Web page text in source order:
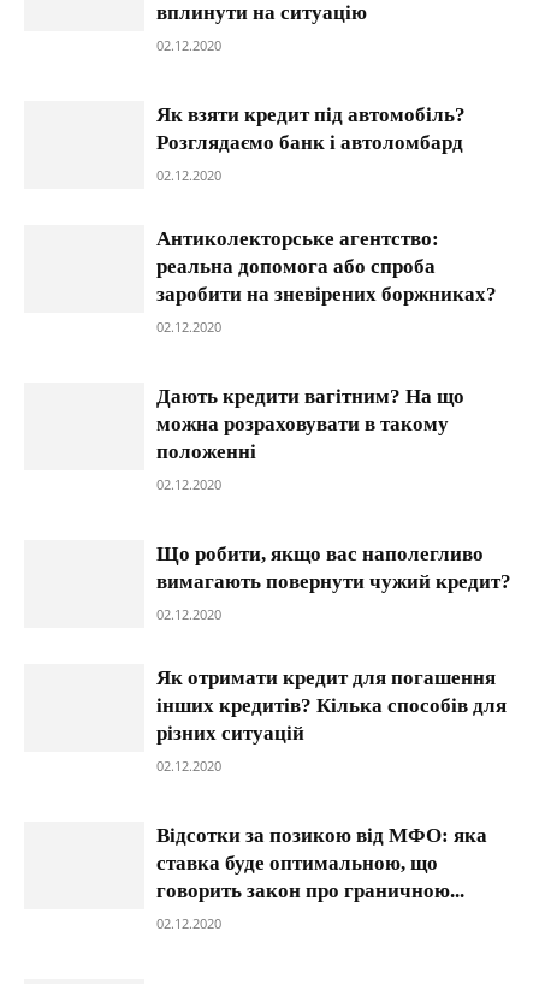
вплинути на ситуацію
02.12.2020
Як взяти кредит під автомобіль?
Розглядаємо банк і автоломбард
02.12.2020
Антиколекторське агентство:
реальна допомога або спроба
заробити на зневірених боржниках?
02.12.2020
Дають кредити вагітним? На що
можна розраховувати в такому
положенні
02.12.2020
Що робити, якщо вас наполегливо
вимагають повернути чужий кредит?
02.12.2020
Як отримати кредит для погашення
інших кредитів? Кілька способів для
різних ситуацій
02.12.2020
Відсотки за позикою від МФО: яка
ставка буде оптимальною, що
говорить закон про граничною...
02.12.2020